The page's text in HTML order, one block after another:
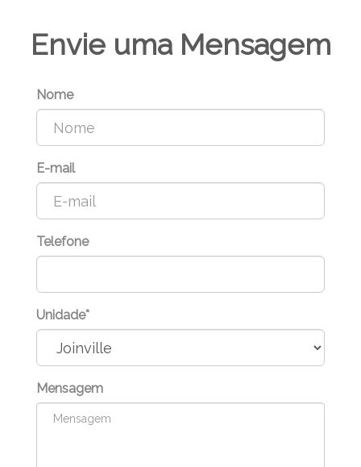
Envie uma Mensagem
Nome
E-mail
Telefone
Unidade*
Mensagem